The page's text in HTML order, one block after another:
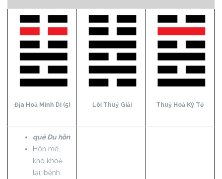
Địa Hoả Minh Di (5) Lôi Thuỷ Giải Thuỷ Hoả Ký Tế
quẻ Du hồn
Hôn mê,
khó khoẻ
lại, bệnh